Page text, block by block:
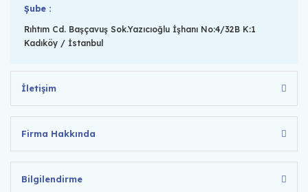
Şube :
Rıhtım Cd. Başçavuş Sok.Yazıcıoğlu İşhanı No:4/32B K:1
Kadıköy / İstanbul
İletişim
Firma Hakkında
Bilgilendirme